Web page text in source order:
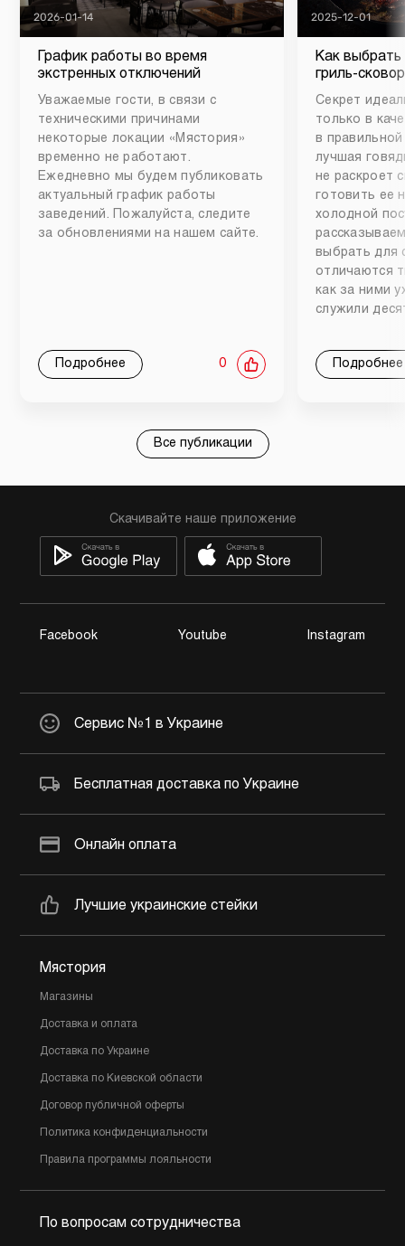
2026-01-14
График работы во время
экстренных отключений
Уважаемые гости, в связи с
техническими причинами
некоторые локации «Мястория»
временно не работают.
Ежедневно мы будем публиковать
актуальный график работы
заведений. Пожалуйста, следите
за обновлениями на нашем сайте.
Подробнее 0
2025-12-01
Как выбрать
гриль-
Секрет
только в
в
лучшая
не раскроет
готовить ее
холодной
выбрать для
отличаются
как за ними
служили
Подробнее
Все публикации
Скачивайте наше приложение
Facebook Youtube Instagram
Сервис №1 в Украине
Бесплатная доставка по Украине
Онлайн оплата
Лучшие украинские стейки
Мястория
Магазины
Доставка и оплата
Доставка по Украине
Доставка по Киевской области
Договор публичной оферты
Политика конфиденциальности
Правила программы лояльности
По вопросам сотрудничества